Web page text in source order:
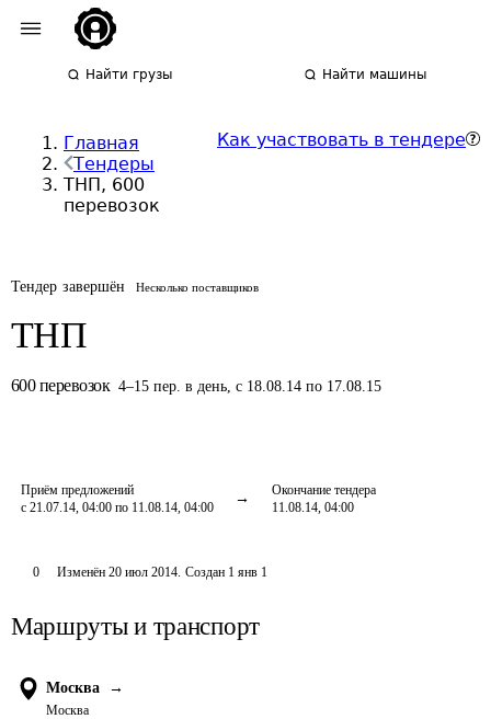
Найти грузы Найти машины
Главная
Тендеры
ТНП, 600
перевозок
Как участвовать в тендере
Тендер завершён Несколько поставщиков
ТНП
600 перевозок 4–15 пер. в день,с 18.08.14 по 17.08.15
Приём предложений
с 21.07.14, 04:00 по 11.08.14, 04:00
Окончание тендера
11.08.14, 04:00
0 Изменён 20 июл 2014. Создан 1 янв 1
Маршруты и транспорт
Москва →
Москва